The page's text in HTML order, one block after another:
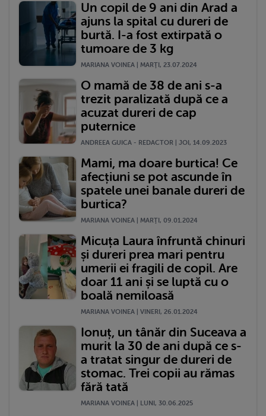
Un copil de 9 ani din Arad a
ajuns la spital cu dureri de
burtă. I-a fost extirpată o
tumoare de 3 kg
MARIANA VOINEA | MARŢI, 23.07.2024
O mamă de 38 de ani s-a
trezit paralizată după ce a
acuzat dureri de cap
puternice
ANDREEA GUICA - REDACTOR | JOI, 14.09.2023
Mami, ma doare burtica! Ce
afecțiuni se pot ascunde în
spatele unei banale dureri de
burtica?
MARIANA VOINEA | MARŢI, 09.01.2024
Micuța Laura înfruntă chinuri
și dureri prea mari pentru
umerii ei fragili de copil. Are
doar 11 ani și se luptă cu o
boală nemiloasă
MARIANA VOINEA | VINERI, 26.01.2024
Ionuț, un tânăr din Suceava a
murit la 30 de ani după ce s-
a tratat singur de dureri de
stomac. Trei copii au rămas
fără tată
MARIANA VOINEA | LUNI, 30.06.2025